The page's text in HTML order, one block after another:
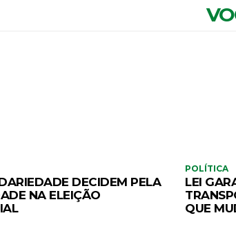
DECIDEM PELA
NA ELEIÇÃO
POLÍTICA
LEI
QUE